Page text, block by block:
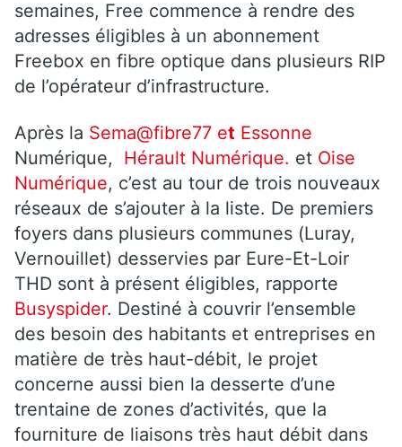
semaines, Free commence à rendre des
adresses éligibles à un abonnement
Freebox en fibre optique dans plusieurs RIP
de l’opérateur d’infrastructure.
Après la Sema@fibre77 et Essonne
Numérique,
Hérault Numérique. et Oise
Numérique, c’est au tour de trois nouveaux
réseaux de s’ajouter à la liste. De premiers
foyers dans plusieurs communes (Luray,
Vernouillet) desservies par Eure-Et-Loir
THD sont à présent éligibles, rapporte
Busyspider. Destiné à couvrir l’ensemble
des besoin des habitants et entreprises en
matière de très haut-débit, le projet
concerne aussi bien la desserte d’une
trentaine de zones d’activités, que la
fourniture de liaisons très haut débit dans